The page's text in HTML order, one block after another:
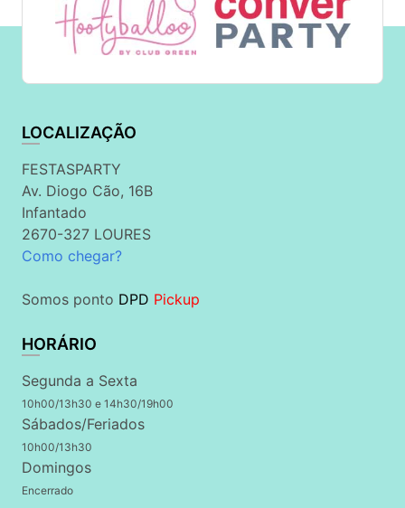
LOCALIZAÇÃO
FESTASPARTY
Av. Diogo Cão, 16B
Infantado
2670-327 LOURES
Como chegar?
Somos ponto DPD Pickup
HORÁRIO
Segunda a Sexta
10h00/13h30 e 14h30/19h00
Sábados/Feriados
10h00/13h30
Domingos
Encerrado